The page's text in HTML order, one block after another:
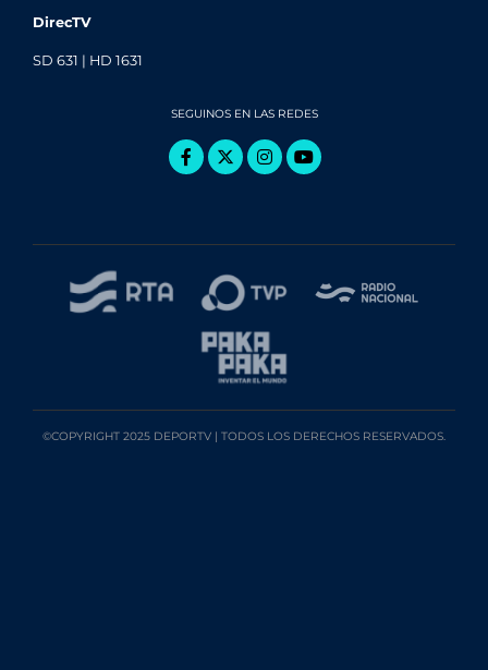
DirecTV
SD 631 | HD 1631
SEGUINOS EN LAS REDES
©COPYRIGHT 2025 DEPORTV | TODOS LOS DERECHOS RESERVADOS.